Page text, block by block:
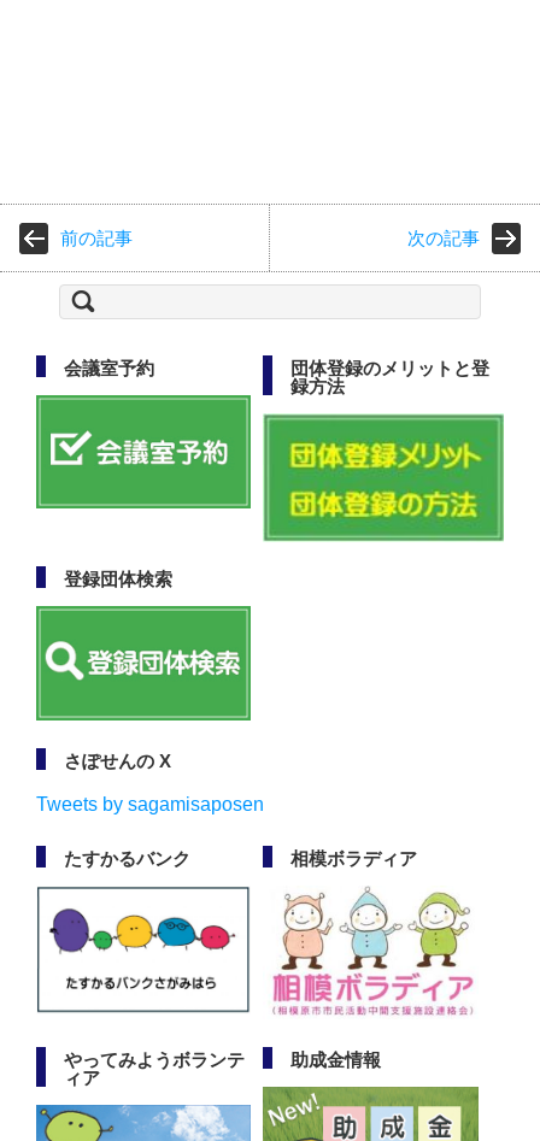
前の記事 次の記事
検
索:
会議室予約
団体登録のメリットと登
録方法
登録団体検索
さぽせんの X
Tweets by sagamisaposen
たすかるバンク 相模ボラディア
やってみようボランテ
ィア
助成金情報